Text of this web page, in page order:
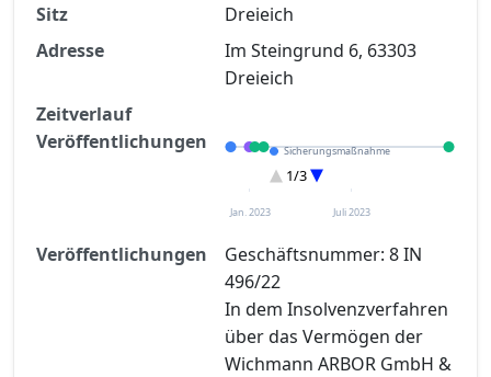
Registrierung verfügbar
Jetzt kostenlos registrieren
Sitz
Dreieich
Adresse
Im Steingrund 6, 63303
Dreieich
Zeitverlauf
Veröffentlichungen
Sicherungsmaßnahme
Eröffnung
Entscheidung im Verfahren
1/3
Jan. 2023 Juli 2023
Veröffentlichungen
Geschäftsnummer: 8 IN
496/22
In dem Insolvenzverfahren
über das Vermögen der
Wichmann ARBOR GmbH &